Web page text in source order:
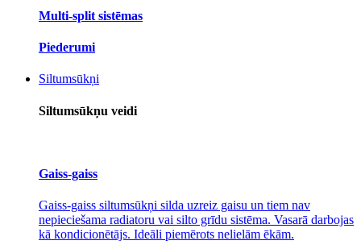
Multi-split sistēmas
Piederumi
Siltumsūkņi
Siltumsūkņu veidi
Gaiss-gaiss
Gaiss-gaiss siltumsūkņi silda uzreiz gaisu un tiem nav
nepieciešama radiatoru vai silto grīdu sistēma. Vasarā darbojas
kā kondicionētājs. Ideāli piemērots nelielām ēkām.